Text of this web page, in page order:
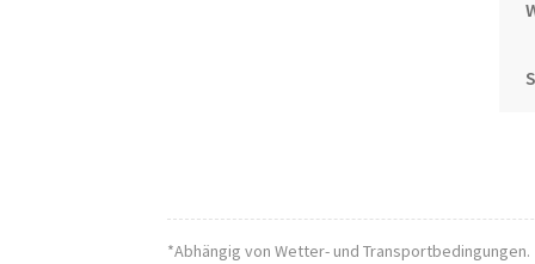
*Abhängig von Wetter- und Transportbedingungen.